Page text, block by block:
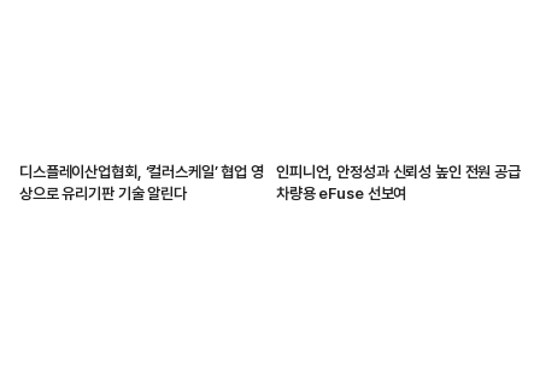
디스플레이산업협회, ‘컬러스케일’ 협업 영
상으로 유리기판 기술 알린다
인피니언, 안정성과 신뢰성 높인 전원 공급
차량용 eFuse 선보여